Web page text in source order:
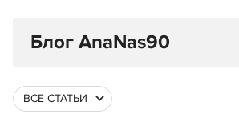
Блог AnaNas90
ВСЕ СТАТЬИ